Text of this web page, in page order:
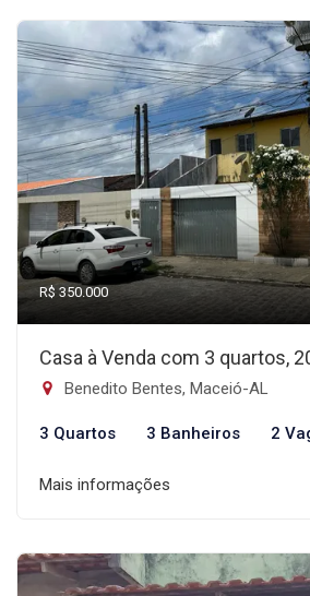
R$ 350.000
Casa à Venda com 3 quartos,
Benedito Bentes, Maceió-AL
3 Quartos 3 Banheiros 2
Mais informações